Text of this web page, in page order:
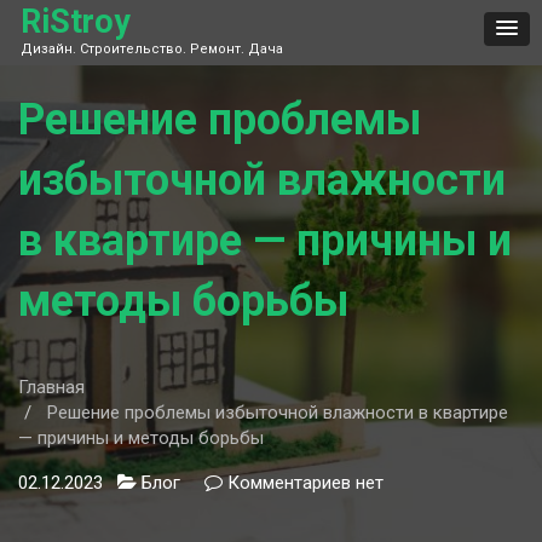
Skip
content
RiStroy
Дизайн. Строительство. Ремонт. Дача
Решение проблемы
избыточной влажности
в квартире — причины и
методы борьбы
Главная
Решение проблемы избыточной влажности в квартире
— причины и методы борьбы
02.12.2023 Блог Комментариев кнет